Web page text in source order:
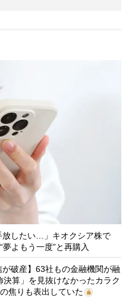
放したい…」キオクシア株で
よもう一度”と再購入
が破産】63社もの金融機関が融
算」を見抜けなかったカラク
焦りも表出していた